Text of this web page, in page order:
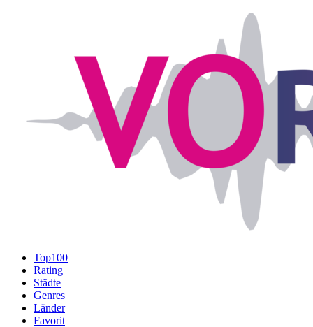
Top100
Rating
Städte
Genres
Länder
Favorit